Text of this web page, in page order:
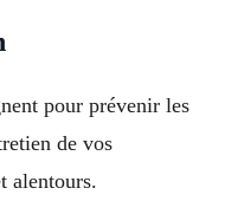
pour prévenir les
de vos
alentours.